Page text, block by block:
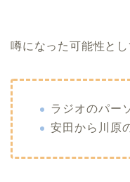
噂になった可能性と
ラジオのパー
安田から川原